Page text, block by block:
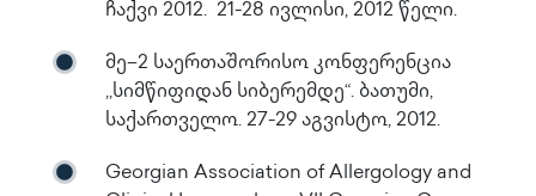
ჩაქვი 2012. 21-28 ივლისი, 2012 წელი.
მე–2 საერთაშორისო კონფერენცია
,,სიმწიფიდან სიბერემდე“. ბათუმი,
საქართველო. 27-29 აგვისტო, 2012.
Georgian Association of Allergology and